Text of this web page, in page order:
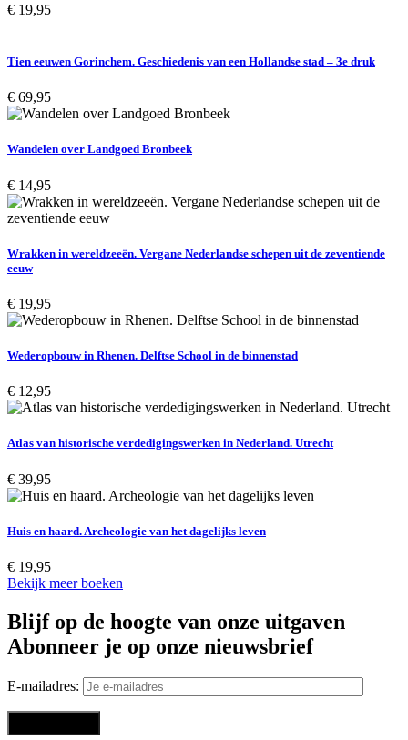
€ 19,95
Tien eeuwen Gorinchem. Geschiedenis van een Hollandse stad – 3e druk
€ 69,95
Wandelen over Landgoed Bronbeek
€ 14,95
Wrakken in wereldzeeën. Vergane Nederlandse schepen uit de zeventiende
eeuw
€ 19,95
Wederopbouw in Rhenen. Delftse School in de binnenstad
€ 12,95
Atlas van historische verdedigingswerken in Nederland. Utrecht
€ 39,95
Huis en haard. Archeologie van het dagelijks leven
€ 19,95
Bekijk meer boeken
Blijf op de hoogte van onze uitgaven
Abonneer je op onze nieuwsbrief
E-mailadres: